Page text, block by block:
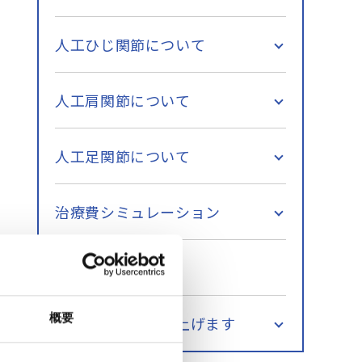
概要
人工ひじ関節について
人工肩関節について
人工足関節について
治療費シミュレーション
人工関節コラム
パンフレット差し上げます